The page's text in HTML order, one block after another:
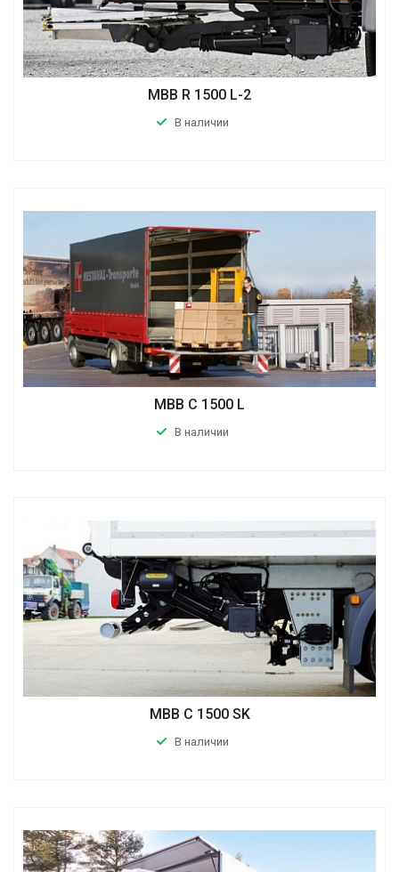
MBB R 1500 L-2
В наличии
MBB C 1500 L
В наличии
MBB C 1500 SK
В наличии